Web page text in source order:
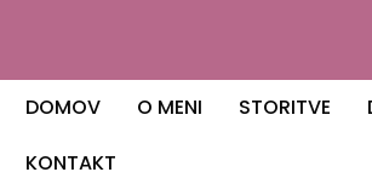
DOMOV O MENI STORITVE
KONTAKT